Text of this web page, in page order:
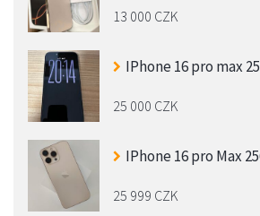
13 000 CZK
IPhone 16 pro max
25 000 CZK
IPhone 16 pro Max
25 999 CZK